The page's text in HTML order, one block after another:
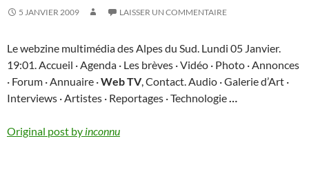
5 JANVIER 2009 LAISSER UN COMMENTAIRE
Le webzine multimédia des Alpes du Sud. Lundi 05 Janvier.
19:01. Accueil · Agenda · Les brèves · Vidéo · Photo · Annonces
· Forum · Annuaire ·Web TV, Contact. Audio · Galerie d’Art ·
Interviews · Artistes · Reportages · Technologie…
Original post by inconnu